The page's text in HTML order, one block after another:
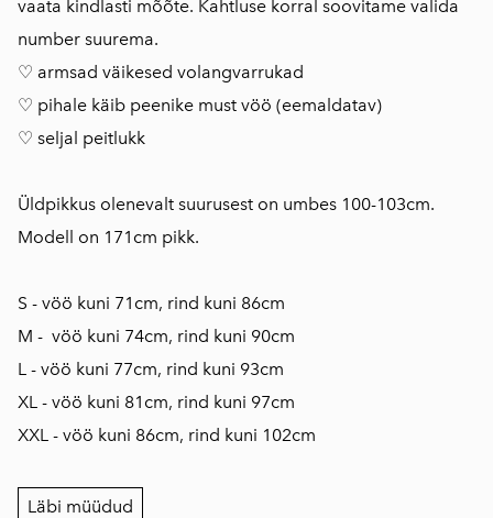
vaata kindlasti mõõte. Kahtluse korral soovitame valida
number suurema.
♡ armsad väikesed volangvarrukad
♡ pihale käib peenike must vöö (eemaldatav)
♡ seljal peitlukk
Üldpikkus olenevalt suurusest on umbes 100-103cm.
Modell on 171cm pikk.
S - vöö kuni 71cm, rind kuni 86cm
M - vöö kuni 74cm, rind kuni 90cm
L - vöö kuni 77cm, rind kuni 93cm
XL - vöö kuni 81cm, rind kuni 97cm
XXL - vöö kuni 86cm, rind kuni 102cm
Läbi müüdud